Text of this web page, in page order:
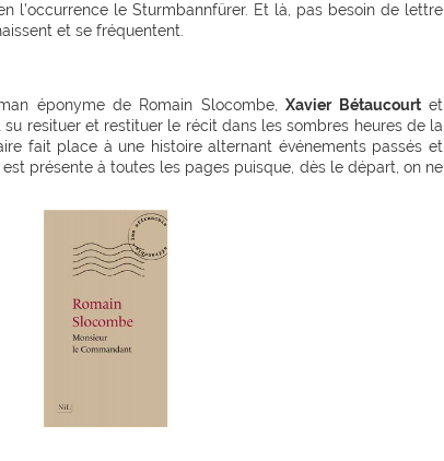
l’occurrence le Sturmbannfürer. Et là, pas besoin de lettre
et se fréquentent.
éponyme de Romain Slocombe,Xavier Bétaucourtet
resituer et restituer le récit dans les sombres heures de la
fait place à une histoire alternant événements passés et
présente à toutes les pages puisque, dès le départ, on ne